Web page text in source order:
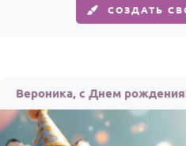
Мужчине
Детям
Все родственники
СОЗДАТЬ
Вероника, с Днем